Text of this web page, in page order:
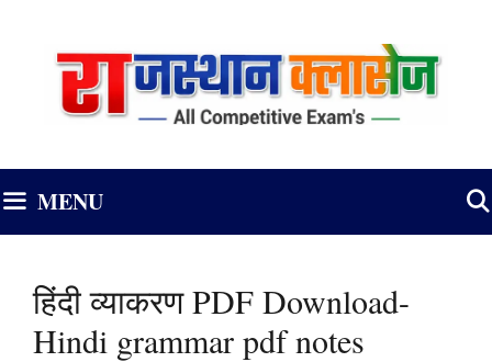
MENU
हिंदी व्याकरण PDF Download-
Hindi grammar pdf notes